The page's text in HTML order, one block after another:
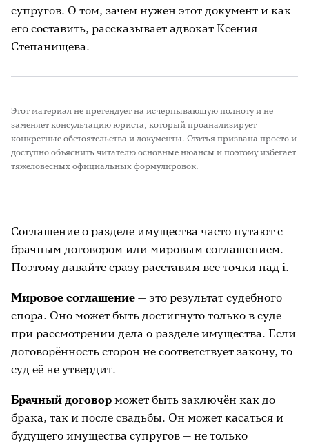
супругов. О том, зачем нужен этот документ и как
его составить, рассказывает адвокат Ксения
Степанищева.
Этот материал не претендует на исчерпывающую полноту и не
заменяет консультацию юриста, который проанализирует
конкретные обстоятельства и документы. Статья призвана просто и
доступно объяснить читателю основные нюансы и поэтому избегает
тяжеловесных официальных формулировок.
Соглашение о разделе имущества часто путают с
брачным договором или мировым соглашением.
Поэтому давайте сразу расставим все точки над i.
Мировое соглашение — это результат судебного
спора. Оно может быть достигнуто только в суде
при рассмотрении дела о разделе имущества. Если
договорённость сторон не соответствует закону, то
суд её не утвердит.
Брачный договор может быть заключён как до
брака, так и после свадьбы. Он может касаться и
будущего имущества супругов — не только